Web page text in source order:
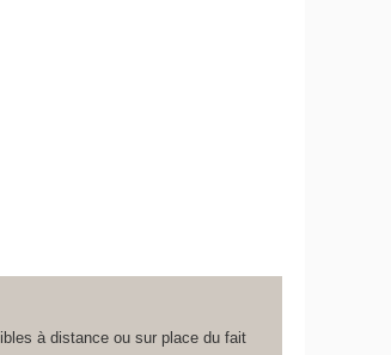
à distance ou sur place du fait